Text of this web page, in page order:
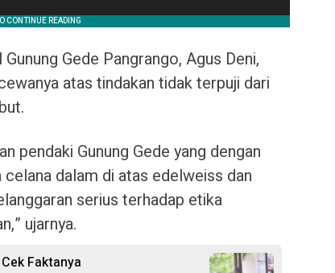
Gede Pangrango, Agus Deni,
atas tindakan tidak terpuji dari
pendaki Gunung Gede yang dengan
dalam di atas edelweiss dan
serius terhadap etika
ujarnya.
Faktanya